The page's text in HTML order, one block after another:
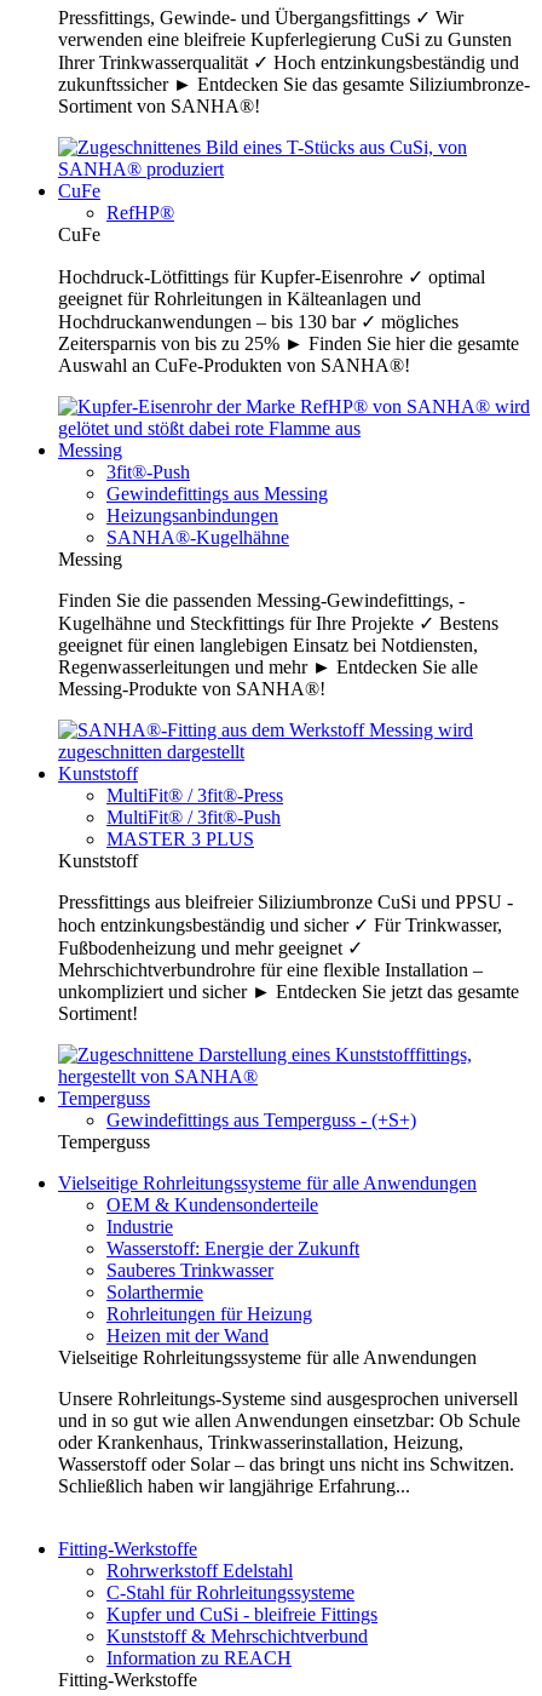
Pressfittings, Gewinde- und Übergangsfittings ✓ Wir
verwenden eine bleifreie Kupferlegierung CuSi zu Gunsten
Ihrer Trinkwasserqualität ✓ Hoch entzinkungsbeständig und
zukunftssicher ► Entdecken Sie das gesamte Siliziumbronze-
Sortiment von SANHA®!
CuFe
RefHP®
CuFe
Hochdruck-Lötfittings für Kupfer-Eisenrohre ✓ optimal
geeignet für Rohrleitungen in Kälteanlagen und
Hochdruckanwendungen – bis 130 bar ✓ mögliches
Zeitersparnis von bis zu 25% ► Finden Sie hier die gesamte
Auswahl an CuFe-Produkten von SANHA®!
Messing
3fit®-Push
Gewindefittings aus Messing
Heizungsanbindungen
SANHA®-Kugelhähne
Messing
Finden Sie die passenden Messing-Gewindefittings, -
Kugelhähne und Steckfittings für Ihre Projekte ✓ Bestens
geeignet für einen langlebigen Einsatz bei Notdiensten,
Regenwasserleitungen und mehr ► Entdecken Sie alle
Messing-Produkte von SANHA®!
Kunststoff
MultiFit® / 3fit®-Press
MultiFit® / 3fit®-Push
MASTER 3 PLUS
Kunststoff
Pressfittings aus bleifreier Siliziumbronze CuSi und PPSU -
hoch entzinkungsbeständig und sicher ✓ Für Trinkwasser,
Fußbodenheizung und mehr geeignet ✓
Mehrschichtverbundrohre für eine flexible Installation –
unkompliziert und sicher ► Entdecken Sie jetzt das gesamte
Sortiment!
Temperguss
Gewindefittings aus Temperguss - (+S+)
Temperguss
Vielseitige Rohrleitungssysteme für alle Anwendungen
OEM & Kundensonderteile
Industrie
Wasserstoff: Energie der Zukunft
Sauberes Trinkwasser
Solarthermie
Rohrleitungen für Heizung
Heizen mit der Wand
Vielseitige Rohrleitungssysteme für alle Anwendungen
Unsere Rohrleitungs-Systeme sind ausgesprochen universell
und in so gut wie allen Anwendungen einsetzbar: Ob Schule
oder Krankenhaus, Trinkwasserinstallation, Heizung,
Wasserstoff oder Solar – das bringt uns nicht ins Schwitzen.
Schließlich haben wir langjährige Erfahrung...
Fitting-Werkstoffe
Rohrwerkstoff Edelstahl
C-Stahl für Rohrleitungssysteme
Kupfer und CuSi - bleifreie Fittings
Kunststoff & Mehrschichtverbund
Information zu REACH
Fitting-Werkstoffe